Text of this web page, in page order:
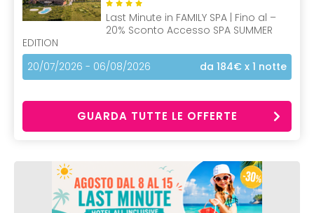
Last Minute in FAMILY SPA | Fino al –
20% Sconto Accesso SPA SUMMER
EDITION
20/07/2026 - 06/08/2026
da 184€ x 1 notte
GUARDA TUTTE LE OFFERTE